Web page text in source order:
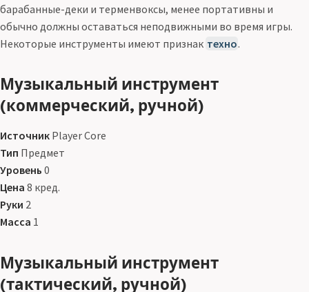
барабанные-деки и терменвоксы, менее портативны и
обычно должны оставаться неподвижными во время игры.
Некоторые инструменты имеют признак техно.
Музыкальный инструмент
(коммерческий, ручной)
Источник Player Core
Тип Предмет
Уровень 0
Цена 8 кред.
Руки 2
Масса 1
Музыкальный инструмент
(тактический, ручной)